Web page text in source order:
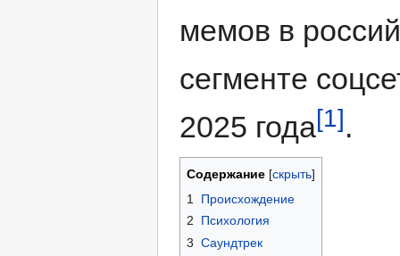
мемов в
сегменте
2025 года[1].
Содержание
1
Происхождение
2
Психология
3 Саундтрек